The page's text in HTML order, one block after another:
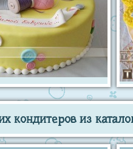
кондитеров из